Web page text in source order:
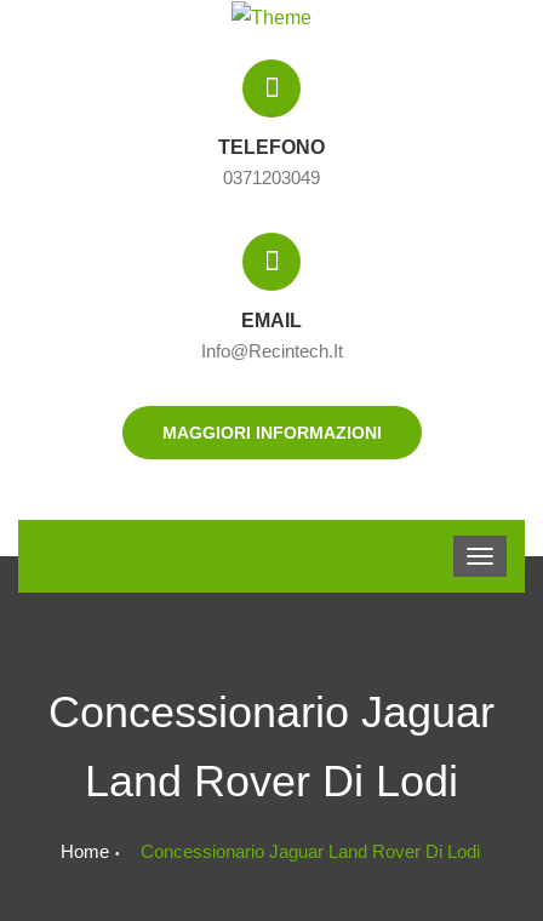
TELEFONO
0371203049
EMAIL
Info@recintech.it
MAGGIORI INFORMAZIONI
Concessionario Jaguar
Land Rover Di Lodi
Home Concessionario Jaguar Land Rover Di Lodi